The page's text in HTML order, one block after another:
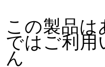
この製品
ではご利用
ん